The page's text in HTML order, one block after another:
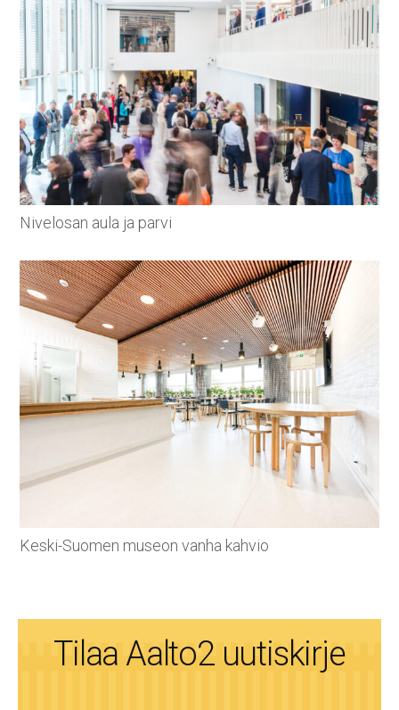
Nivelosan aula ja parvi
Keski-Suomen museon vanha kahvio
Tilaa Aalto2 uutiskirje